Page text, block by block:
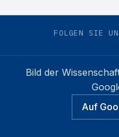
FOLGEN SIE
Bild der
Auf